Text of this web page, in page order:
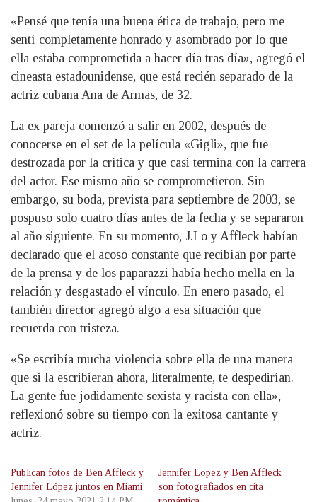
«Pensé que tenía una buena ética de trabajo, pero me
sentí completamente honrado y asombrado por lo que
ella estaba comprometida a hacer día tras día», agregó el
cineasta estadounidense, que está recién separado de la
actriz cubana Ana de Armas, de 32.
La ex pareja comenzó a salir en 2002, después de
conocerse en el set de la película «Gigli», que fue
destrozada por la crítica y que casi termina con la carrera
del actor. Ese mismo año se comprometieron. Sin
embargo, su boda, prevista para septiembre de 2003, se
pospuso solo cuatro días antes de la fecha y se separaron
al año siguiente. En su momento, J.Lo y Affleck habían
declarado que el acoso constante que recibían por parte
de la prensa y de los paparazzi había hecho mella en la
relación y desgastado el vínculo. En enero pasado, el
también director agregó algo a esa situación que
recuerda con tristeza.
«Se escribía mucha violencia sobre ella de una manera
que si la escribieran ahora, literalmente, te despedirían.
La gente fue jodidamente sexista y racista con ella»,
reflexionó sobre su tiempo con la exitosa cantante y
actriz.
Publican fotos de Ben Affleck y
Jennifer López juntos en Miami
Jennifer Lopez y Ben Affleck
son fotografiados en cita